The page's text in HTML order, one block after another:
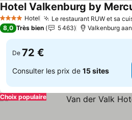
4 Étoiles Hotel Le restaurant RUW et sa
Hotel Valkenburg by
8,0 Très bien 5 463 Valkenburg
De 72 €
Consulter les prix de 15 sites
Choix populaire